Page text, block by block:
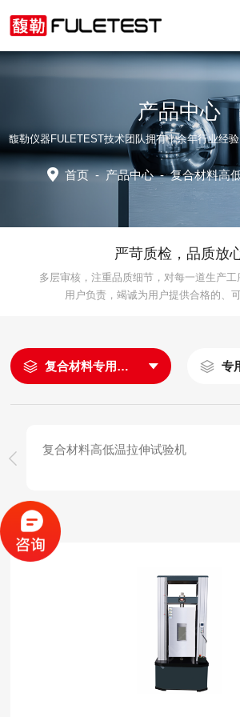
产品中心
首页-产品中心-复合材料高
严苛质检，品质放
多层审核，注重品质细节，对每一道生产
用户负责，竭诚为用户提供合格的、
复合材料专用试验机
复合材料高低温拉伸试验机